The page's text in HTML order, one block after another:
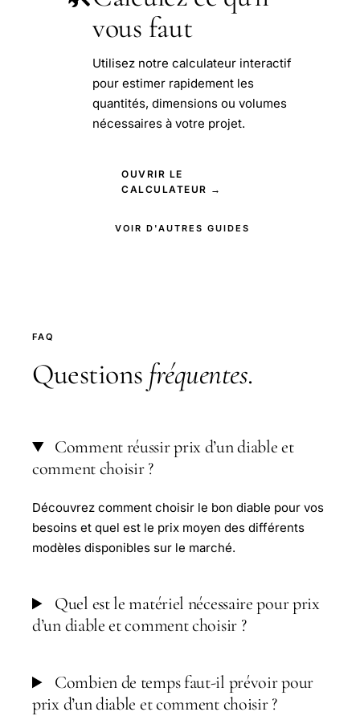
vous faut
Utilisez notre calculateur interactif
pour estimer rapidement les
quantités, dimensions ou volumes
nécessaires à votre projet.
OUVRIR LE
CALCULATEUR →
VOIR D'AUTRES GUIDES
FAQ
Questions fréquentes.
Comment réussir prix d’un diable et
comment choisir ?
Découvrez comment choisir le bon diable pour vos
besoins et quel est le prix moyen des différents
modèles disponibles sur le marché.
Quel est le matériel nécessaire pour prix
d’un diable et comment choisir ?
Combien de temps faut-il prévoir pour
prix d’un diable et comment choisir ?